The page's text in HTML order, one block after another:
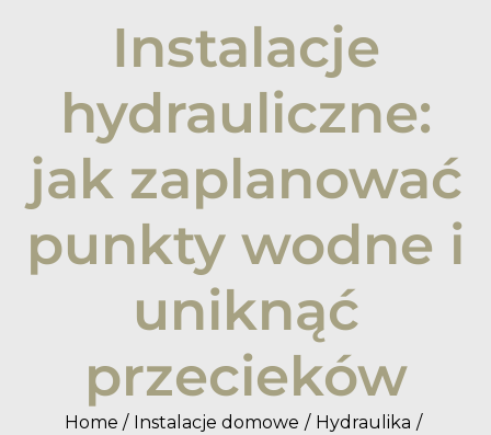
Instalacje
hydrauliczne:
jak zaplanować
punkty wodne i
uniknąć
przecieków
Home Instalacje domowe
Hydraulika